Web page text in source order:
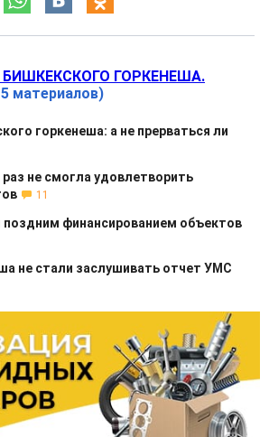
БИШКЕКСКОГО ГОРКЕНЕША.
материалов)
горкенеша: а не прерваться ли
не смогла удовлетворить
11
финансированием объектов
не стали заслушивать отчет УМС